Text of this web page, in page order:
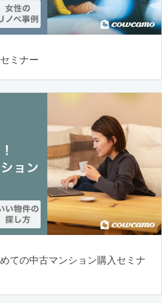
ミナー
ての中古マンション購入セミナ